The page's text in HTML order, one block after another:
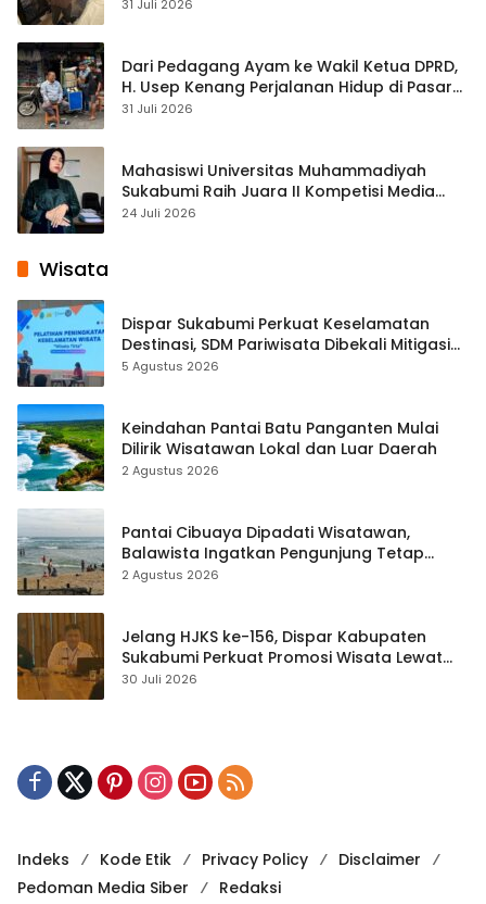
31 Juli 2026
Dari Pedagang Ayam ke Wakil Ketua DPRD,
H. Usep Kenang Perjalanan Hidup di Pasar
Cisaat
31 Juli 2026
Mahasiswi Universitas Muhammadiyah
Sukabumi Raih Juara II Kompetisi Media
Pembelajaran Digital Tingkat Internasional
24 Juli 2026
Wisata
Dispar Sukabumi Perkuat Keselamatan
Destinasi, SDM Pariwisata Dibekali Mitigasi
hingga Teknik Evakuasi
5 Agustus 2026
Keindahan Pantai Batu Panganten Mulai
Dilirik Wisatawan Lokal dan Luar Daerah
2 Agustus 2026
Pantai Cibuaya Dipadati Wisatawan,
Balawista Ingatkan Pengunjung Tetap
Waspada
2 Agustus 2026
Jelang HJKS ke-156, Dispar Kabupaten
Sukabumi Perkuat Promosi Wisata Lewat
Publikasi Digital
30 Juli 2026
Indeks Kode Etik Privacy Policy
Disclaimer
Pedoman Media Siber
Redaksi